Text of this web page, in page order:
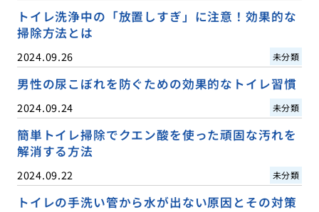
トイレ洗浄中の「放置しすぎ」に注意！効果的な
掃除方法とは
2024.09.26 未分類
男性の尿こぼれを防ぐための効果的なトイレ習慣
2024.09.24 未分類
簡単トイレ掃除でクエン酸を使った頑固な汚れを
解消する方法
2024.09.22 未分類
トイレの手洗い管から水が出ない原因とその対策